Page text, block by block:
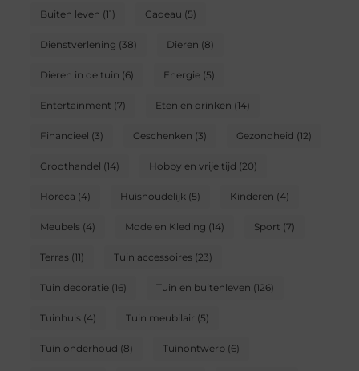
Buiten leven (11) Cadeau (5)
Dienstverlening (38) Dieren (8)
Dieren in de tuin (6) Energie (5)
Entertainment (7) Eten en drinken (14)
Financieel (3) Geschenken (3) Gezondheid (12)
Groothandel (14) Hobby en vrije tijd (20)
Horeca (4) Huishoudelijk (5) Kinderen (4)
Meubels (4) Mode en Kleding (14) Sport (7)
Terras (11) Tuin accessoires (23)
Tuin decoratie (16) Tuin en buitenleven (126)
Tuinhuis (4) Tuin meubilair (5)
Tuin onderhoud (8) Tuinontwerp (6)